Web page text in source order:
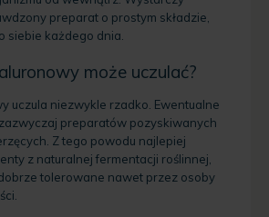
preparat o prostym składzie,
siebie każdego dnia.
może uczulać?
uczula niezwykle rzadko. Ewentualne
preparatów pozyskiwanych
Z tego powodu najlepiej
z naturalnej fermentacji roślinnej,
tolerowane nawet przez osoby